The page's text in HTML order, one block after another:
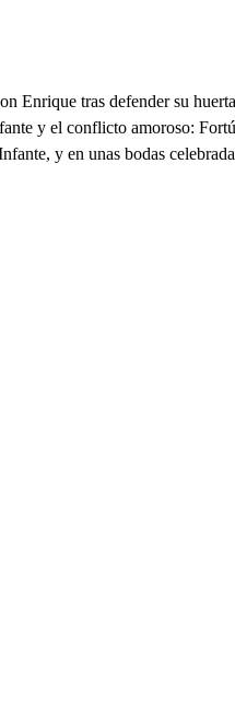
Enrique tras defender su
y el conflicto amoroso:
y en unas bodas